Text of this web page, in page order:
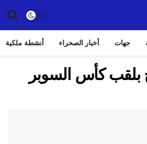
جهات أخبار الصحراء أنشطة ملكية
بلقب كأس السوبر